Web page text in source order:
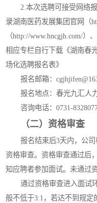
2.本次选聘可接受网络
录湖南医药发展集团官网（
（http://www.hncgjh.com/）
相应专栏自行下载《湖南春
场化选聘报名表》
报名邮箱：
报名地点：春光九汇人
咨询电话：0731-
（二）资格审查
报名结束后3天内，公
资格审查。资格审查通过后
知应聘者参加面试。未通过
通过资格审查进入面试
般不低于3:1，若达不到规